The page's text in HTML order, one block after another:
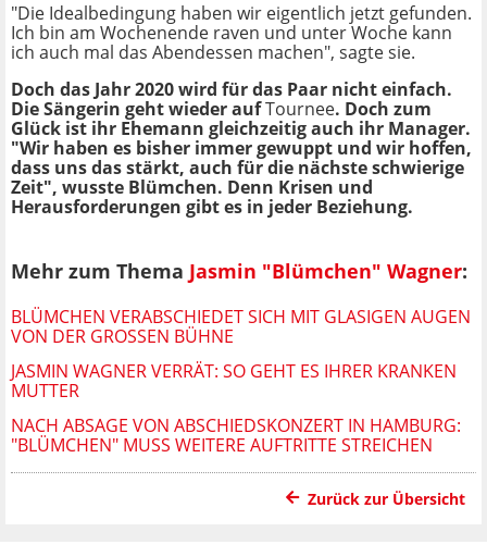
"Die Idealbedingung haben wir eigentlich jetzt gefunden.
Ich bin am Wochenende raven und unter Woche kann
ich auch mal das Abendessen machen", sagte sie.
Doch das Jahr 2020 wird für das Paar nicht einfach.
Die Sängerin geht wieder aufTournee. Doch zum
Glück ist ihr Ehemann gleichzeitig auch ihr Manager.
"Wir haben es bisher immer gewuppt und wir hoffen,
dass uns das stärkt, auch für die nächste schwierige
Zeit", wusste Blümchen. Denn Krisen und
Herausforderungen gibt es in jeder Beziehung.
Mehr zum Thema Jasmin "Blümchen" Wagner:
BLÜMCHEN VERABSCHIEDET SICH MIT GLASIGEN AUGEN
VON DER GROSSEN BÜHNE
JASMIN WAGNER VERRÄT: SO GEHT ES IHRER KRANKEN
MUTTER
NACH ABSAGE VON ABSCHIEDSKONZERT IN HAMBURG:
"BLÜMCHEN" MUSS WEITERE AUFTRITTE STREICHEN
Zurück zur Übersicht